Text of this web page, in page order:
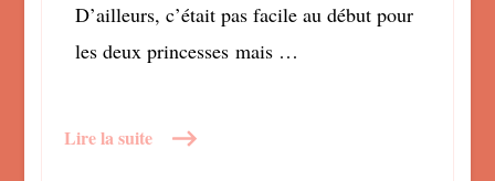
D’ailleurs, c’était pas facile au début pour
les deux princesses mais …
Lire la suite